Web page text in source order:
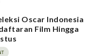
Oscar Indonesia
Film Hingga